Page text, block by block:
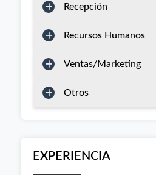
Recepción
Recursos Humanos
Ventas/Marketing
Otros
EXPERIENCIA